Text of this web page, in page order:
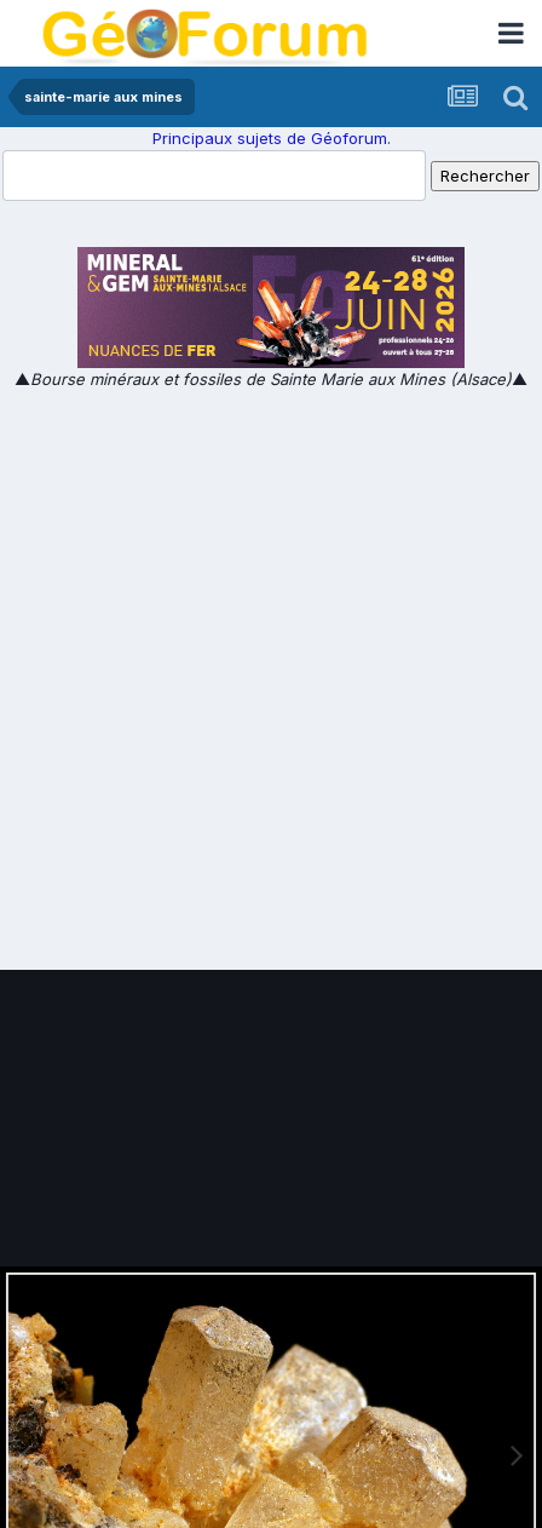
sainte-marie aux mines
Principaux sujets de Géoforum.
▲Bourse minéraux et fossiles de Sainte Marie aux Mines (Alsace)▲